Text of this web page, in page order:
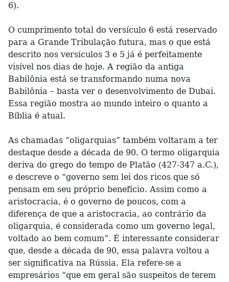
6).
O cumprimento total do versículo 6 está reservado
para a Grande Tribulação futura, mas o que está
descrito nos versículos 3 e 5 já é perfeitamente
visível nos dias de hoje. A região da antiga
Babilônia está se transformando numa nova
Babilônia – basta ver o desenvolvimento de Dubai.
Essa região mostra ao mundo inteiro o quanto a
Bíblia é atual.
As chamadas “oligarquias” também voltaram a ter
destaque desde a década de 90. O termo oligarquia
deriva do grego do tempo de Platão (427-347 a.C.),
e descreve o “governo sem lei dos ricos que só
pensam em seu próprio benefício. Assim como a
aristocracia, é o governo de poucos, com a
diferença de que a aristocracia, ao contrário da
oligarquia, é considerada como um governo legal,
voltado ao bem comum”. É interessante considerar
que, desde a década de 90, essa palavra voltou a
ser significativa na Rússia. Ela refere-se a
empresários “que em geral são suspeitos de terem